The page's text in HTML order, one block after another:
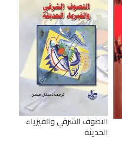
التصوف الشرقي والفيزياء
الحديثة